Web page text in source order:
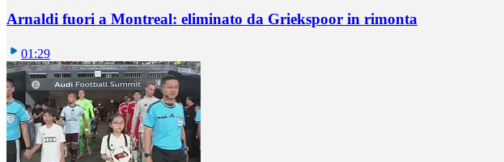
Arnaldi fuori a Montreal: eliminato da Griekspoor in rimonta
01:29